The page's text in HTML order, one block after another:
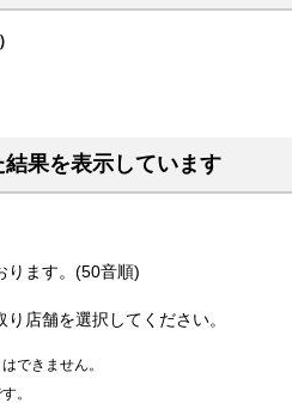
果を表示しています
ります。(50音順)
店舗を選択してください。
できません。
。